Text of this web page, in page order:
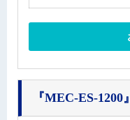
『MEC-ES-1200』